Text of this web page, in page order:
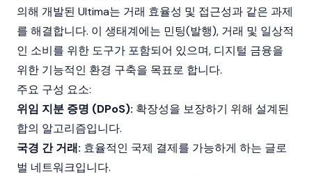
의해 개발된 Ultima는 거래 효율성 및 접근성과 같은 과제
를 해결합니다. 이 생태계에는 민팅(발행), 거래 및 일상적
인 소비를 위한 도구가 포함되어 있으며, 디지털 금융을
위한 기능적인 환경 구축을 목표로 합니다.
주요 구성 요소:
위임 지분 증명 (DPoS): 확장성을 보장하기 위해 설계된
합의 알고리즘입니다.
국경 간 거래: 효율적인 국제 결제를 가능하게 하는 글로
벌 네트워크입니다.